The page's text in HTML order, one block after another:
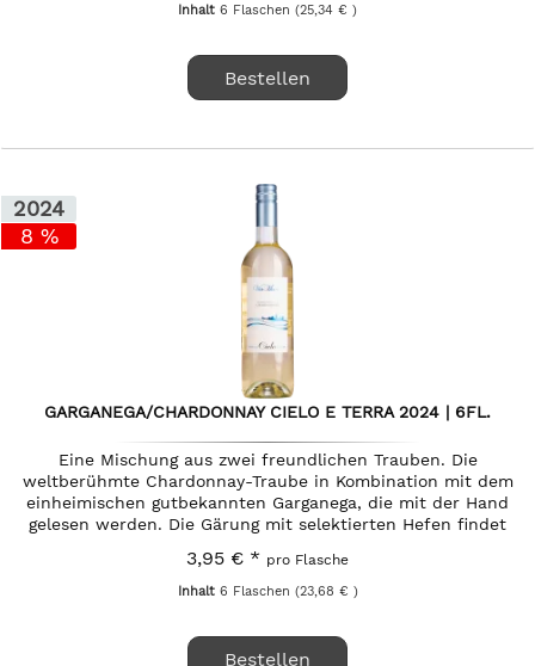
Inhalt6 Flaschen(25,34 € )
Bestellen
2024
8 %
GARGANEGA/CHARDONNAY CIELO E TERRA 2024 | 6FL.
Eine Mischung aus zwei freundlichen Trauben. Die
weltberühmte Chardonnay-Traube in Kombination mit dem
einheimischen gutbekannten Garganega, die mit der Hand
gelesen werden. Die Gärung mit selektierten Hefen findet
3,95 € * pro Flasche
Inhalt 6 Flaschen (23,68 € )
Bestellen